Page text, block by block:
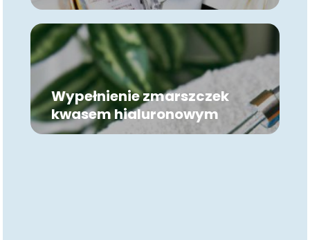
Wypełnienie zmarszczek
kwasem hialuronowym